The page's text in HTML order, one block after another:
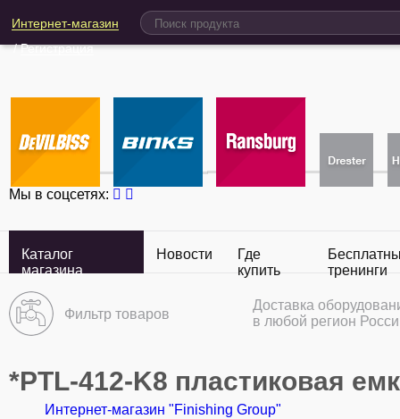
Интернет-магазин
/Регистрация
Мы в соцсетях:
Каталог
магазина
Новости
Где
купить
тренинги
Фильтр товаров
Доставка
в любой регион
*PTL-412-K8 пластиковая
Интернет-магазин "Finishing Group"